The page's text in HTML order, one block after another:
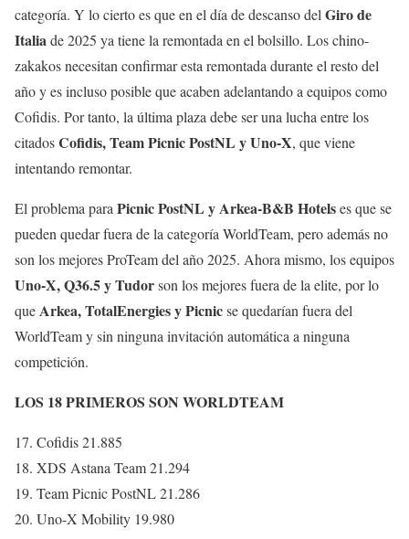
categoría. Y lo cierto es que en el día de descanso del Giro de
Italiade 2025 ya tiene la remontada en el bolsillo. Los chino-
zakakos necesitan confirmar esta remontada durante el resto del
año y es incluso posible que acaben adelantando a equipos como
Cofidis. Por tanto, la última plaza debe ser una lucha entre los
citadosCofidis, Team Picnic PostNL y Uno-X, que viene
intentando remontar.
El problema para Picnic PostNL y Arkea-B&B Hotelses que se
pueden quedar fuera de la categoría WorldTeam, pero además no
son los mejores ProTeam del año 2025. Ahora mismo, los equipos
Uno-X, Q36.5 y Tudorson los mejores fuera de la elite, por lo
queArkea, TotalEnergies y Picnicse quedarían fuera del
WorldTeam y sin ninguna invitación automática a ninguna
competición.
LOS 18 PRIMEROS SON WORLDTEAM
17. Cofidis 21.885
18. XDS Astana Team 21.294
19. Team Picnic PostNL 21.286
20. Uno-X Mobility 19.980